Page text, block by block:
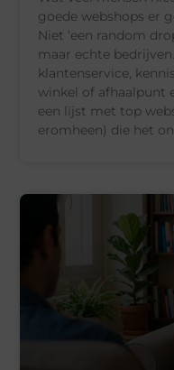
goede webshops er
Niet ‘een random
maar echte
klantenservice,
winkel of afhaalpunt
een lijst met top
eromheen) die het